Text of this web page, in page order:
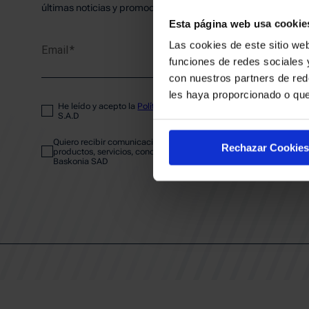
Esta página web usa
Las cookies de este sitio
funciones de redes sociales
con nuestros partners de
les haya proporcionado o
Rechazar Cookies
CLUB
últimas noticias y promociones del club.
Email
He leído y acepto la Política de privacidad
S.A.D
Quiero recibir comunicaciones electrónicas sobre las actividades,
productos, servicios, concursos, ofertas y/o promociones del
Baskonia SAD